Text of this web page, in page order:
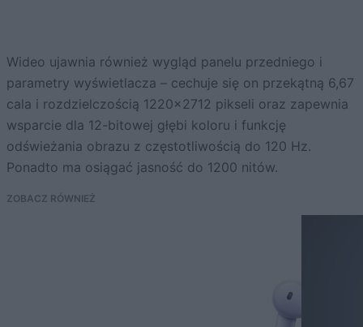
Wideo ujawnia również wygląd panelu przedniego i
parametry wyświetlacza – cechuje się on przekątną 6,67
cala i rozdzielczością 1220×2712 pikseli oraz zapewnia
wsparcie dla 12-bitowej głębi koloru i funkcję
odświeżania obrazu z częstotliwością do 120 Hz.
Ponadto ma osiągać jasność do 1200 nitów.
ZOBACZ RÓWNIEŻ